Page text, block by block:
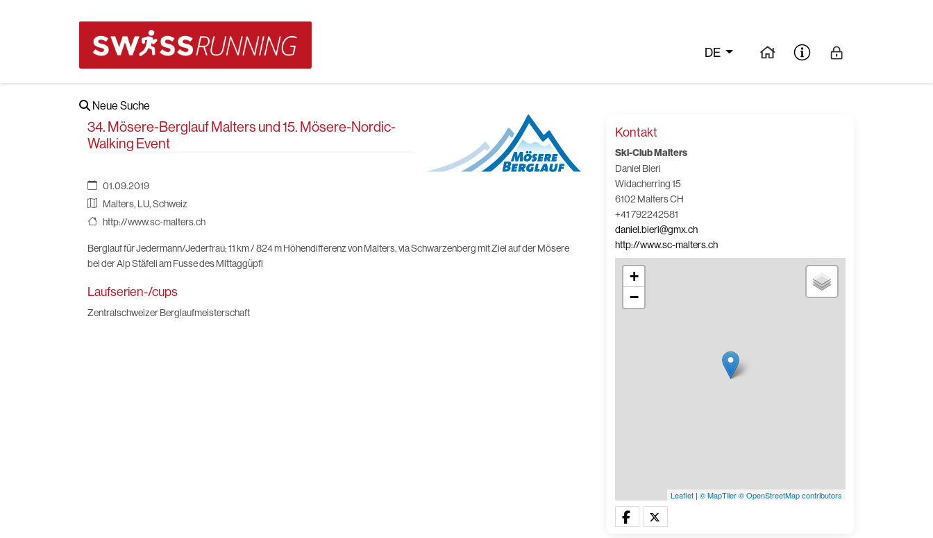
DE
Neue Suche
34. Mösere-Berglauf Malters und 15. Mösere-Nordic-
Walking Event
01.09.2019
Malters, LU, Schweiz
http://www.sc-malters.ch
Berglauf für Jedermann/Jederfrau; 11 km / 824 m Höhendifferenz von Malters, via Schwarzenberg mit Ziel auf der Mösere
bei der Alp Stäfeli am Fusse des Mittaggüpfi
Laufserien-/cups
Zentralschweizer Berglaufmeisterschaft
Kontakt
Ski-Club Malters
Daniel Bieri
Widacherring 15
6102 Malters CH
+41 792242581
daniel.bieri@gmx.ch
http://www.sc-malters.ch
+
−
Leaflet | © MapTiler© OpenStreetMap contributors